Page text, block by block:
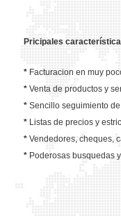
Pricipales
* Facturacion en muy
* Venta de productos y
* Sencillo seguimiento
* Listas de precios y
* Vendedores, cheques,
* Poderosas busquedas